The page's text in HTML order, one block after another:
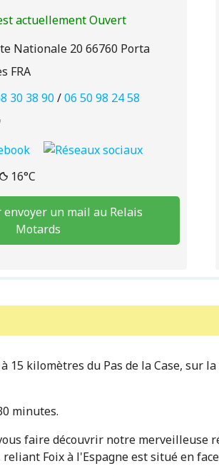
actuellement Ouvert
Nationale 20 66760 Porta
FRA
30 38 90/06 50 98 24 58
16°C
un mail au Relais
Motards
kilomètres du Pas de la Case, sur
minutes.
faire découvrir notre merveilleuse
Foix à l'Espagne est situé en